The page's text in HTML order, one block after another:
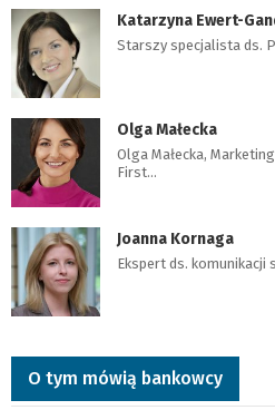
Katarzyna Ewert-
Starszy specjalista ds.
Olga Małecka
Olga Małecka,
First…
Joanna Kornaga
Ekspert ds. komunikacji
O tym mówią bankowcy